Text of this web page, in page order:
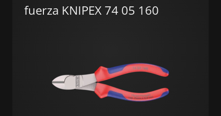
fuerza KNIPEX 74 05 160